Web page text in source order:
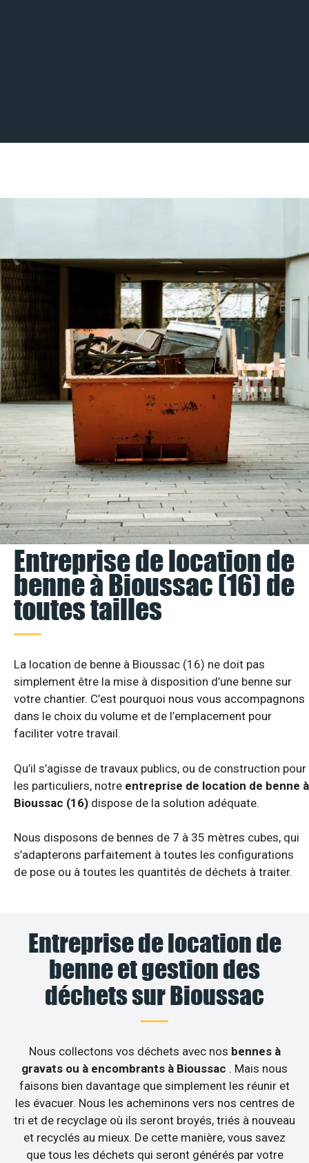
Entreprise de location de
benne à Bioussac (16) de
toutes tailles
La location de benne à Bioussac (16) ne doit pas
simplement être la mise à disposition d’une benne sur
votre chantier. C’est pourquoi nous vous accompagnons
dans le choix du volume et de l’emplacement pour
faciliter votre travail.
Qu’il s’agisse de travaux publics, ou de construction pour
les particuliers, notre entreprise de location de benne à
Bioussac (16) dispose de la solution adéquate.
Nous disposons de bennes de 7 à 35 mètres cubes, qui
s’adapterons parfaitement à toutes les configurations
de pose ou à toutes les quantités de déchets à traiter.
Entreprise de location de
benne et gestion des
déchets sur Bioussac
Nous collectons vos déchets avec nos bennes à
gravats ou à encombrants à Bioussac . Mais nous
faisons bien davantage que simplement les réunir et
les évacuer. Nous les acheminons vers nos centres de
tri et de recyclage où ils seront broyés, triés à nouveau
et recyclés au mieux. De cette manière, vous savez
que tous les déchets qui seront générés par votre